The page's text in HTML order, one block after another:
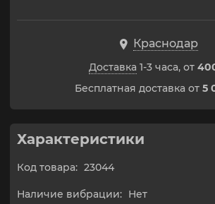
Краснодар
Доставка 1-3 часа, от
Бесплатная доставка от 5
Характеристики
Код товара: 23044
Наличие вибрации: Нет